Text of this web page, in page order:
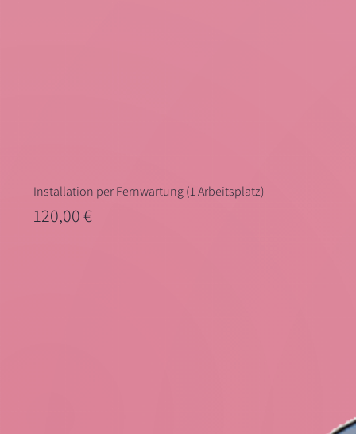
Installation per Fernwartung (1 Arbeitsplatz)
Preis
120,00 €